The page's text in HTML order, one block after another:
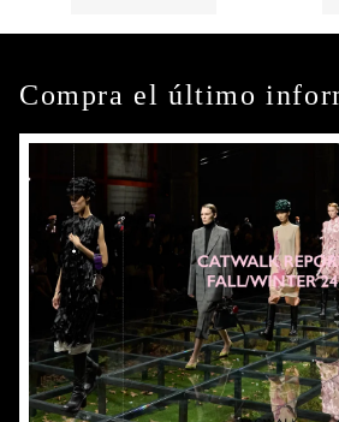
Compra el último